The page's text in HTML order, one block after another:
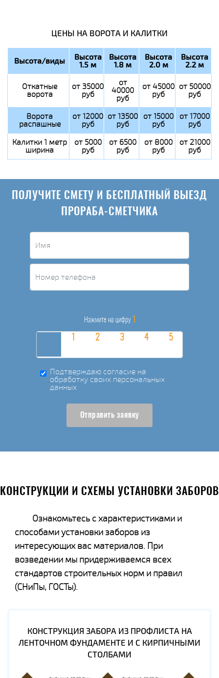
ЦЕНЫ НА ВОРОТА И КАЛИТКИ
Высота/виды Высота
1.5 м
Высота
1.8 м
Высота
2.0 м
Высота
2.2 м
Откатные
ворота
от 35000
руб
от
40000
руб
от 45000
руб
от 50000
руб
Ворота
распашные
от 12000
руб
от 13500
руб
от 15000
руб
от 17000
руб
Калитки 1 метр
ширина
от 5000
руб
от 6500
руб
от 8000
руб
от 21000
руб
ПОЛУЧИТЕ СМЕТУ И БЕСПЛАТНЫЙ ВЫЕЗД
ПРОРАБА-СМЕТЧИКА
Нажмите на цифру 1
Подтверждаю согласие на
обработку своих персональных
данных
Отправить заявку
КОНСТРУКЦИИ И СХЕМЫ УСТАНОВКИ ЗАБОРОВ
Ознакомьтесь с характеристиками и
способами установки заборов из
интересующих вас материалов. При
возведении мы придерживаемся всех
стандартов строительных норм и правил
(СНиПы, ГОСТы).
КОНСТРУКЦИЯ ЗАБОРА ИЗ ПРОФЛИСТА НА
ЛЕНТОЧНОМ ФУНДАМЕНТЕ И С КИРПИЧНЫМИ
СТОЛБАМИ